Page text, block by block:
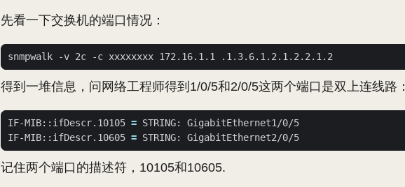
先看一下交换机的端口情况：
得到一堆信息，问网络工程师得到1/0/5和2/0/5这两个端口是双上连线路：
IF-MIB::ifDescr.10105 =
IF-MIB::ifDescr.10605 =
记住两个端口的描述符，10105和10605.